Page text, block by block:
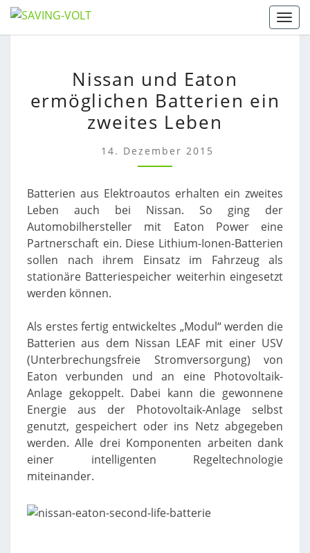
Skip
to
UND
EATON
ERMÖGLICHEN
BATTERIEN
EIN
ZWEITES
Nissan und Eaton
ermöglichen Batterien ein
zweites Leben
14. Dezember 2015
Batterien aus Elektroautos erhalten ein zweites
Leben auch bei Nissan. So ging der
Automobilhersteller mit Eaton Power eine
Partnerschaft ein. Diese Lithium-Ionen-Batterien
sollen nach ihrem Einsatz im Fahrzeug als
stationäre Batteriespeicher weiterhin eingesetzt
werden können.
Als erstes fertig entwickeltes „Modul“ werden die
Batterien aus dem Nissan LEAF mit einer USV
(Unterbrechungsfreie Stromversorgung) von
Eaton verbunden und an eine Photovoltaik-
Anlage gekoppelt. Dabei kann die gewonnene
Energie aus der Photovoltaik-Anlage selbst
genutzt, gespeichert oder ins Netz abgegeben
werden. Alle drei Komponenten arbeiten dank
einer intelligenten Regeltechnologie
miteinander.